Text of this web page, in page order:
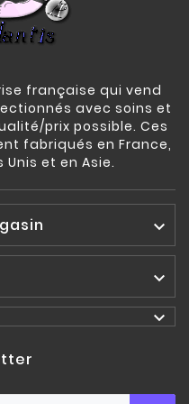
française qui vend
avec soins et
prix possible. Ces
fabriqués en France,
Unis et en Asie.


